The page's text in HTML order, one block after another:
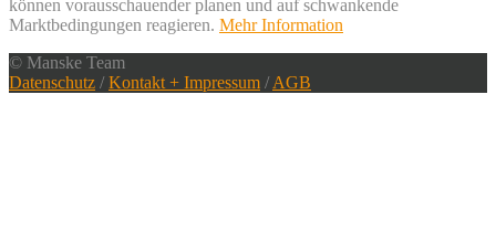
können vorausschauender planen und auf schwankende
Marktbedingungen reagieren. Mehr Information
© Manske Team
Datenschutz / Kontakt + Impressum / AGB